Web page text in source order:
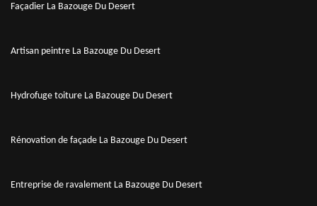
Façadier La Bazouge Du Desert
Artisan peintre La Bazouge Du Desert
Hydrofuge toiture La Bazouge Du Desert
Rénovation de façade La Bazouge Du Desert
Entreprise de ravalement La Bazouge Du Desert